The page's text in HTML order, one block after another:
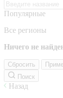
Популярные
Все регионы
Ничего не
Сбросить
Поиск
Назад